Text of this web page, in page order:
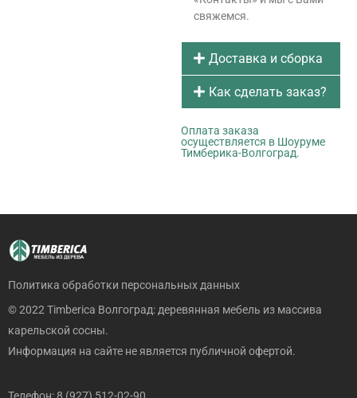
свяжемся.
Доставка и сборка
Как сделать заказ?
Оплата заказа
осуществляется в Шоуруме
Тимберика-Волгоград.
Политика обработки персональных данных
© 2022 Timberica Волгоград: деревянная мебель из массива
карельской сосны.
Информация на сайте не является публичной офертой.
Телефон: 8 (927) 512-02-90